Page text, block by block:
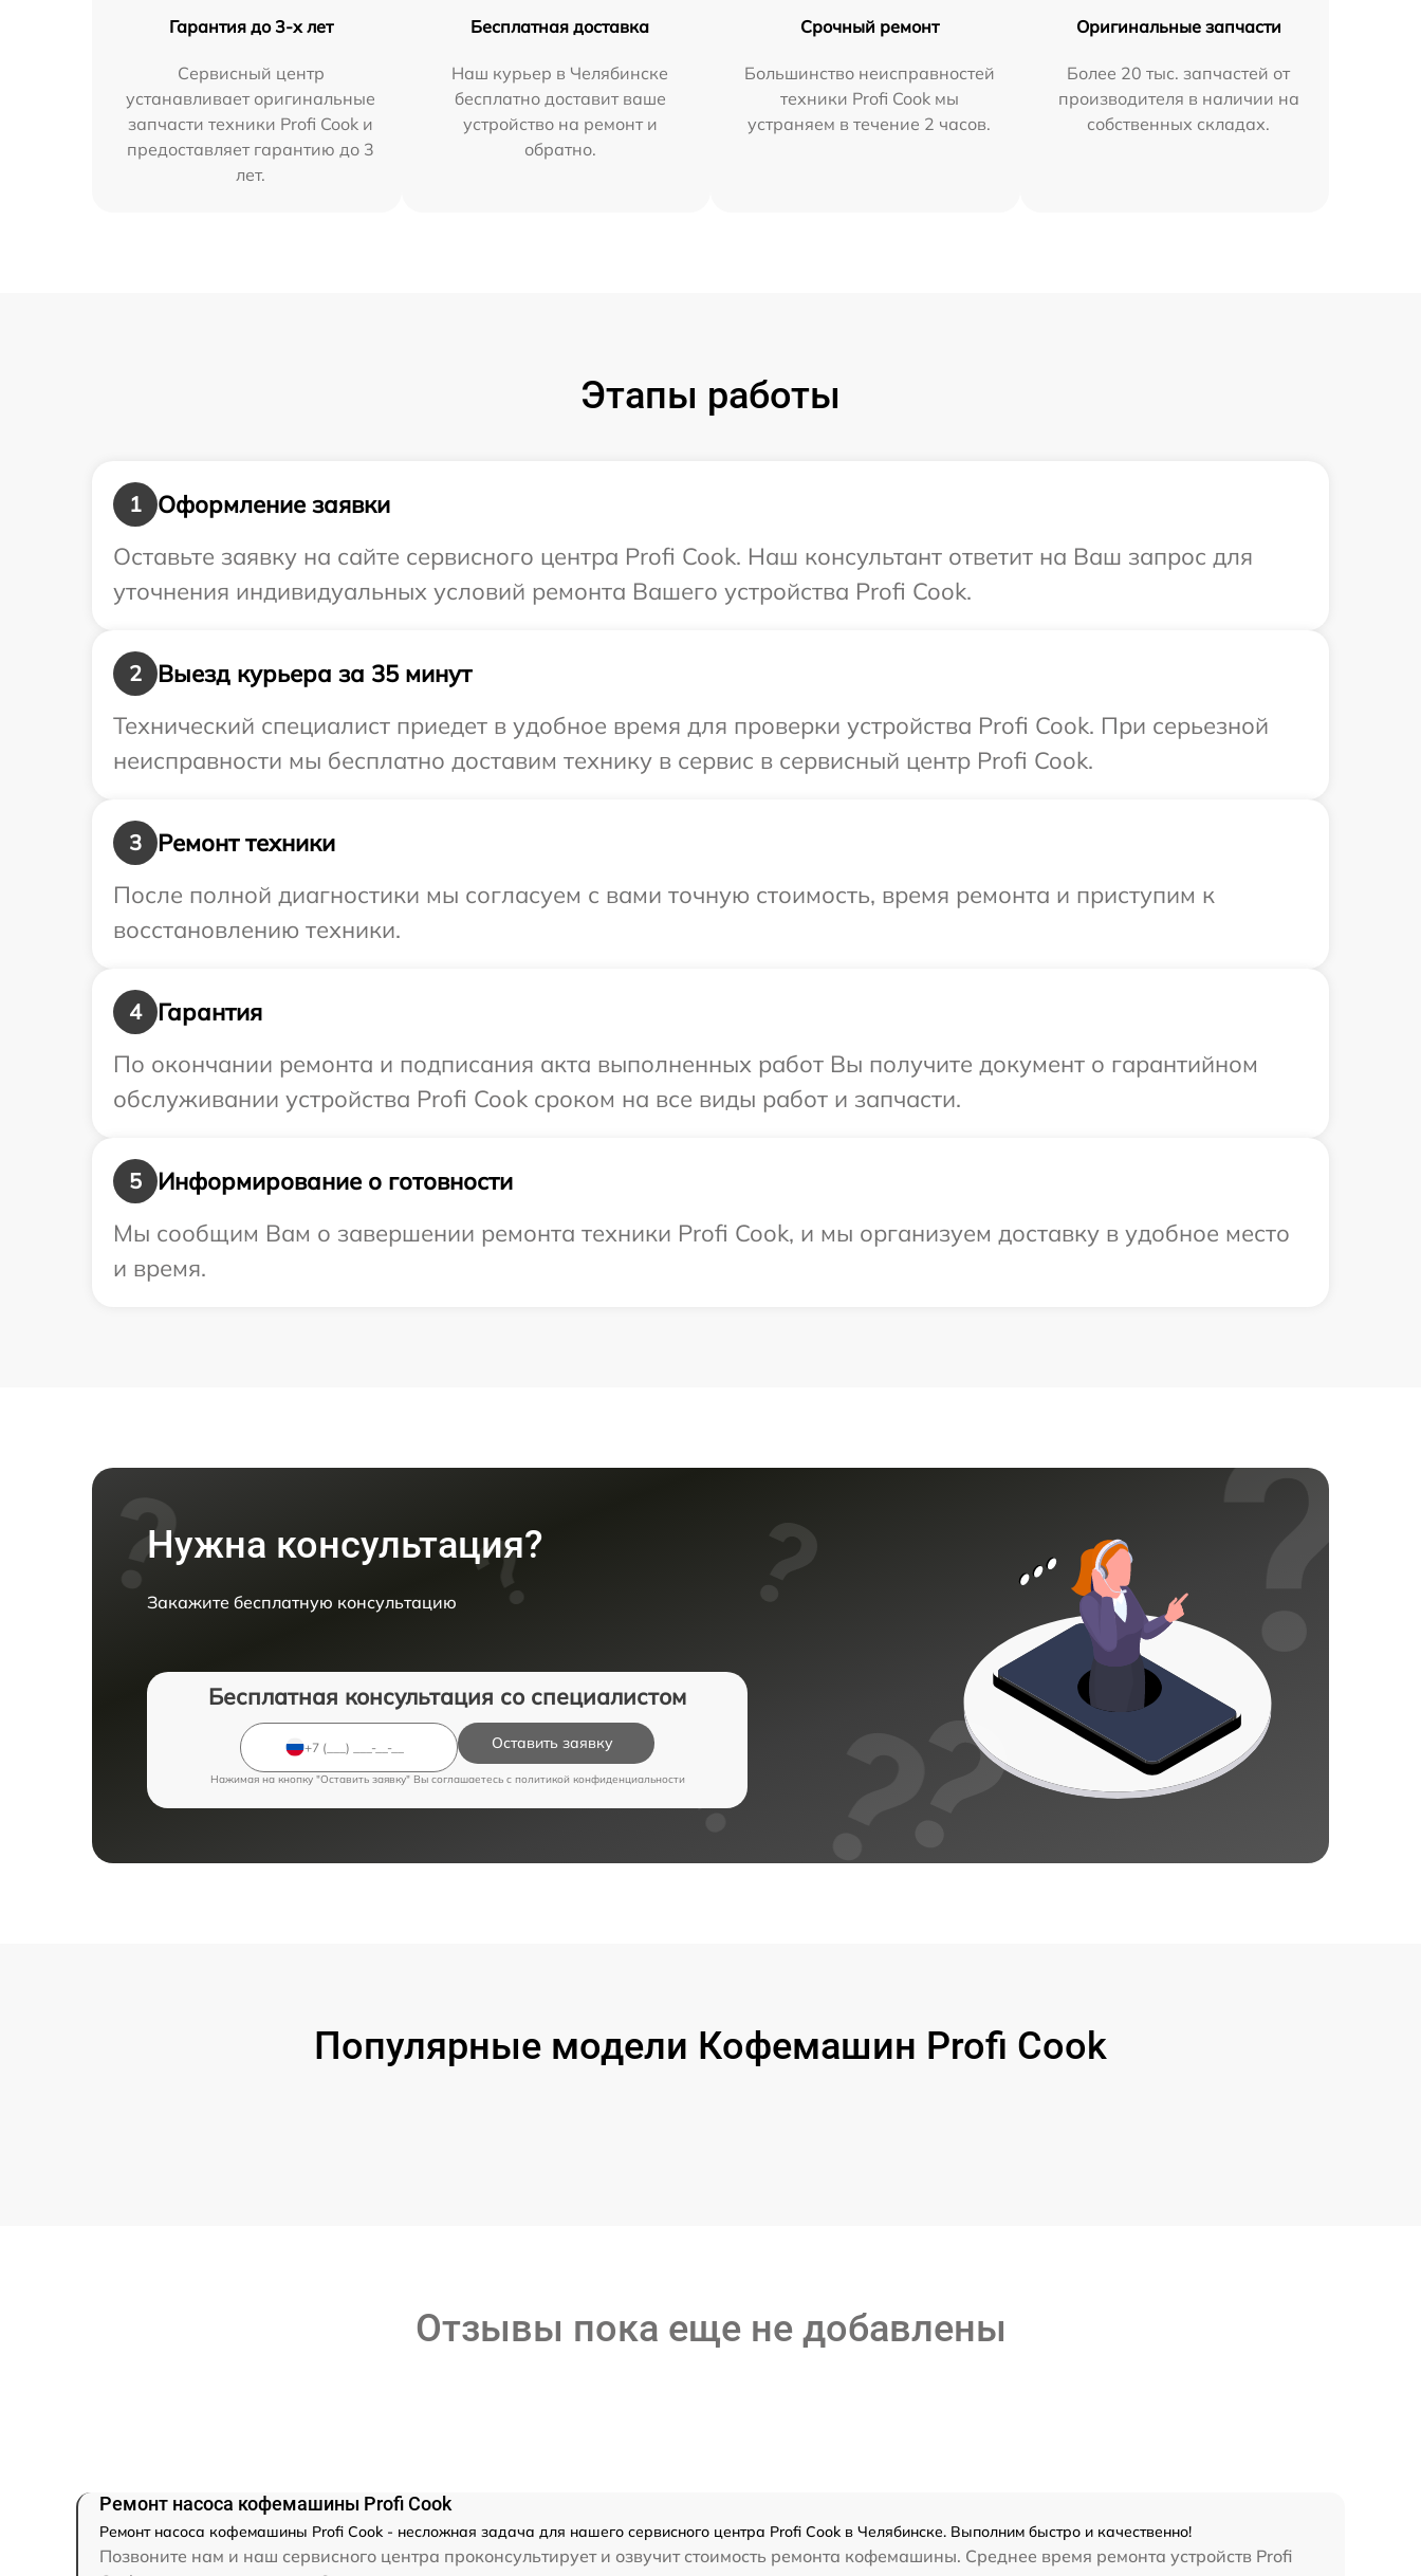
Гарантия до 3-х лет
Сервисный центр
устанавливает оригинальные
запчасти техники Profi Cook и
предоставляет гарантию до 3
лет.
Бесплатная доставка
Наш курьер в Челябинске
бесплатно доставит ваше
устройство на ремонт и
обратно.
Срочный ремонт
Большинство неисправностей
техники Profi Cook мы
устраняем в течение 2 часов.
Оригинальные запчасти
Более 20 тыс. запчастей от
производителя в наличии на
собственных складах.
Этапы работы
1
Оформление заявки
Оставьте заявку на сайте сервисного центра Profi Cook. Наш консультант ответит на Ваш запрос для
уточнения индивидуальных условий ремонта Вашего устройства Profi Cook.
2
Выезд курьера за 35 минут
Технический специалист приедет в удобное время для проверки устройства Profi Cook. При серьезной
неисправности мы бесплатно доставим технику в сервис в сервисный центр Profi Cook.
3
Ремонт техники
После полной диагностики мы согласуем с вами точную стоимость, время ремонта и приступим к
восстановлению техники.
4
Гарантия
По окончании ремонта и подписания акта выполненных работ Вы получите документ о гарантийном
обслуживании устройства Profi Cook сроком на все виды работ и запчасти.
5
Информирование о готовности
Мы сообщим Вам о завершении ремонта техники Profi Cook, и мы организуем доставку в удобное место
и время.
Нужна консультация?
Закажите бесплатную консультацию
Бесплатная консультация со специалистом
Оставить заявку
Нажимая на кнопку "Оставить заявку" Вы соглашаетесь c политикой конфиденциальности
Популярные модели Кофемашин Profi Cook
Отзывы пока еще не добавлены
Ремонт насоса кофемашины Profi Cook
Ремонт насоса кофемашины Profi Cook - несложная задача для нашего сервисного центра Profi Cook в Челябинске. Выполним быстро и качественно!
Позвоните нам и наш сервисного центра проконсультирует и озвучит стоимость ремонта кофемашины. Среднее время ремонта устройств Profi